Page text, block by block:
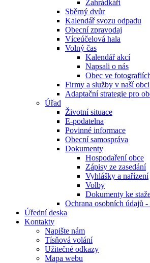
Zahrádkáři
Sběrný dvůr
Kalendář svozu odpadu
Obecní zpravodaj
Víceúčelová hala
Volný čas
Kalendář akcí
Napsali o nás
Obec ve
Firmy a služby v naší obci
Adaptační strategie pro
Úřad
Životní situace
E-podatelna
Povinné informace
Obecní samospráva
Dokumenty
Hospodaření obce
Zápisy ze zasedání
Vyhlášky a nařízení
Volby
Dokumenty ke
Ochrana osobních údajů
Úřední deska
Kontakty
Napište nám
Tísňová volání
Užitečné odkazy
Mapa webu